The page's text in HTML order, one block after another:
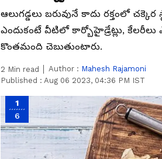
ఆలుగడ్డలు బరువునే కాదు రక్తంలో
ఎందుకంటే వీటిలో కార్బోహైడ్రేట్లు,
కొంతమంది చెబుతుంటారు.
2 Min read Author : Mahesh Rajamoni
Published : Aug 06 2023, 04:36 PM IST
1
6